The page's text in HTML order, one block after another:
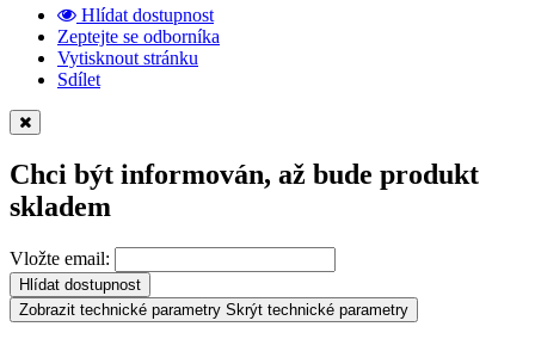
Hlídat dostupnost
Zeptejte se odborníka
Vytisknout stránku
Sdílet
Chci být informován, až bude produkt
skladem
Vložte email:
Hlídat dostupnost
Zobrazit technické parametry Skrýt technické parametry